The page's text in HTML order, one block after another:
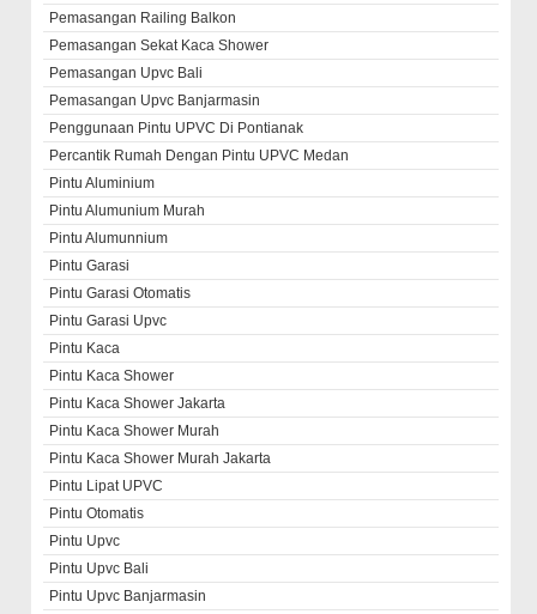
Pemasangan Railing Balkon
Pemasangan Sekat Kaca Shower
Pemasangan Upvc Bali
Pemasangan Upvc Banjarmasin
Penggunaan Pintu UPVC Di Pontianak
Percantik Rumah Dengan Pintu UPVC Medan
Pintu Aluminium
Pintu Alumunium Murah
Pintu Alumunnium
Pintu Garasi
Pintu Garasi Otomatis
Pintu Garasi Upvc
Pintu Kaca
Pintu Kaca Shower
Pintu Kaca Shower Jakarta
Pintu Kaca Shower Murah
Pintu Kaca Shower Murah Jakarta
Pintu Lipat UPVC
Pintu Otomatis
Pintu Upvc
Pintu Upvc Bali
Pintu Upvc Banjarmasin